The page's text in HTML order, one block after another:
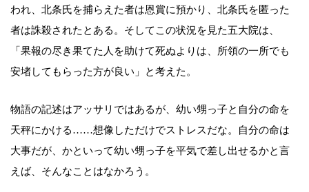
われ、北条氏を捕らえた者は恩賞に預かり、北条氏を匿った
者は誅殺されたとある。そしてこの状況を見た五大院は、
「果報の尽き果てた人を助けて死ぬよりは、所領の一所でも
安堵してもらった方が良い」と考えた。
物語の記述はアッサリではあるが、幼い甥っ子と自分の命を
天秤にかける……想像しただけでストレスだな。自分の命は
大事だが、かといって幼い甥っ子を平気で差し出せるかと言
えば、そんなことはなかろう。